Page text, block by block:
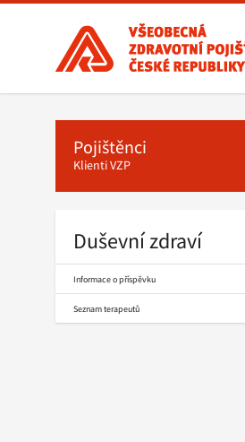
Všeobecná
zdravotní
pojišťovna
ČR,
hlavní
stránka
Pojištěnci
Klienti VZP
Duševní zdraví
Informace o příspěvku
Seznam terapeutů